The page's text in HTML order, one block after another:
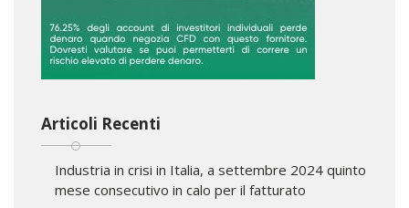
Articoli Recenti
Industria in crisi in Italia, a settembre 2024 quinto
mese consecutivo in calo per il fatturato